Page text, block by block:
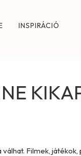
INSPIRÁCIÓ
Filmek,